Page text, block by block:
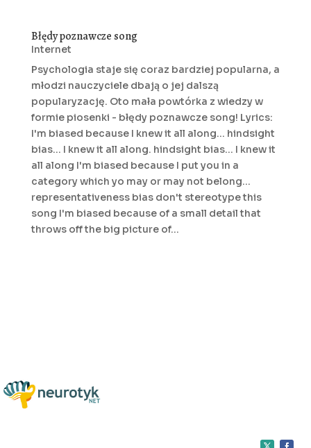
Błędy poznawcze song
Internet
Psychologia staje się coraz bardziej popularna, a
młodzi nauczyciele dbają o jej dalszą
popularyzację. Oto mała powtórka z wiedzy w
formie piosenki - błędy poznawcze song! Lyrics:
I'm biased because I knew it all along... hindsight
bias... I knew it all along. hindsight bias... I knew it
all along I'm biased because I put you in a
category which yo may or may not belong...
representativeness bias don't stereotype this
song I'm biased because of a small detail that
throws off the big picture of...